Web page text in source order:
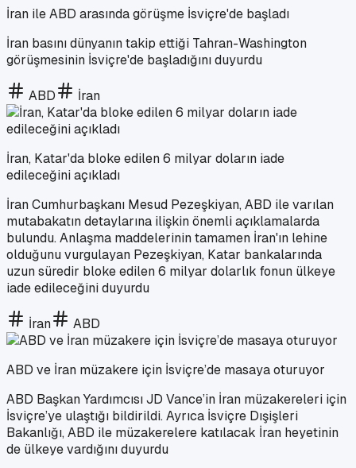
İran ile ABD arasında görüşme İsviçre'de başladı
İran basını dünyanın takip ettiği Tahran-Washington
görüşmesinin İsviçre'de başladığını duyurdu
ABD İran
İran, Katar'da bloke edilen 6 milyar doların iade
edileceğini açıkladı
İran Cumhurbaşkanı Mesud Pezeşkiyan, ABD ile varılan
mutabakatın detaylarına ilişkin önemli açıklamalarda
bulundu. Anlaşma maddelerinin tamamen İran'ın lehine
olduğunu vurgulayan Pezeşkiyan, Katar bankalarında
uzun süredir bloke edilen 6 milyar dolarlık fonun ülkeye
iade edileceğini duyurdu
İran ABD
ABD ve İran müzakere için İsviçre’de masaya oturuyor
ABD Başkan Yardımcısı JD Vance’in İran müzakereleri için
İsviçre’ye ulaştığı bildirildi. Ayrıca İsviçre Dışişleri
Bakanlığı, ABD ile müzakerelere katılacak İran heyetinin
de ülkeye vardığını duyurdu